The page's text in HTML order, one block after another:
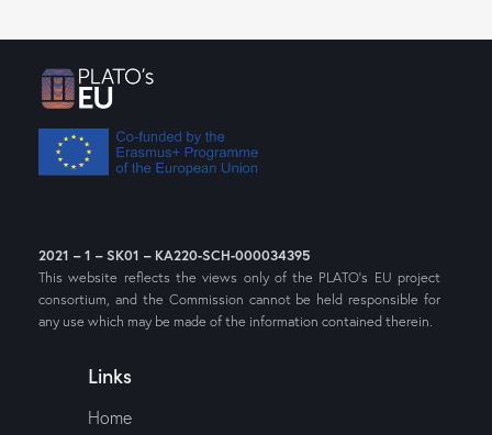
2021 – 1 – SK01 – KA220-SCH-000034395
This website reflects the views only of the PLATO’s EU project
consortium, and the Commission cannot be held responsible for
any use which may be made of the information contained therein.
Links
Home